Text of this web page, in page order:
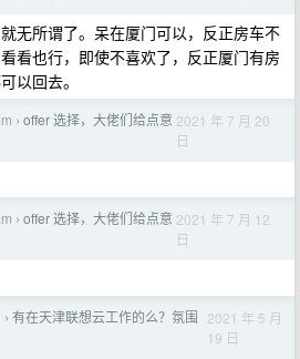
无所谓了。呆在厦门可以，反正房车不
看也行，即使不喜欢了，反正厦门有房
以回去。
› offer 选择，大佬们给点意 2021 年 7 月 20
日
› offer 选择，大佬们给点意 2021 年 7 月 12
日
› 有在天津联想云工作的么？氛围 2021 年 5 月
19 日